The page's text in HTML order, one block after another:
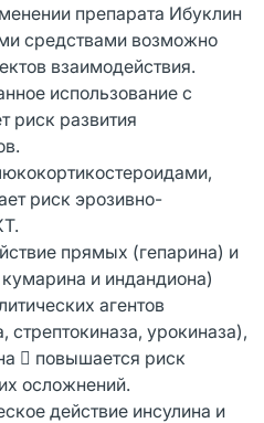
препарата Ибуклин
средствами возможно
взаимодействия.
использование с
риск развития
риск эрозивно-
прямых (гепарина) и
и индандиона)
агентов
стрептокиназа, урокиназа),
 повышается риск
осложнений.
действие инсулина и